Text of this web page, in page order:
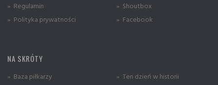
» Regulamin
» Polityka prywatności
» Shoutbox
» Facebook
NA SKRÓTY
» Baza piłkarzy
» Ten dzień w historii